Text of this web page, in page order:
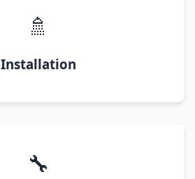
🚿
Installation
🔧